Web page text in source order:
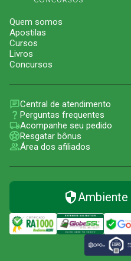
Quem somos
Apostilas
Cursos
Livros
Concursos
Central de atendimento
Perguntas frequentes
Acompanhe seu pedido
Resgatar bônus
Área dos afiliados
Ambiente